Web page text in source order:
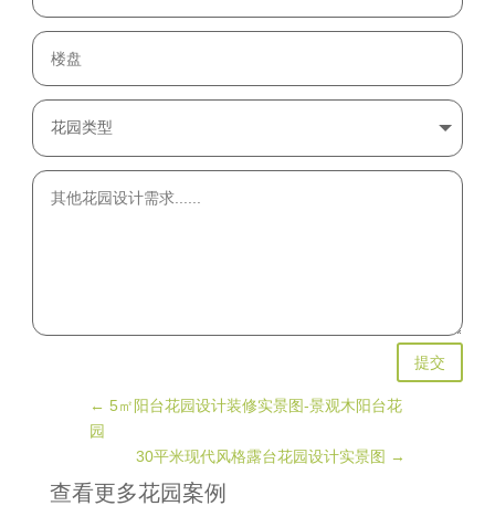
提交
← 5㎡阳台花园设计装修实景图-景观木阳台花
园
30平米现代风格露台花园设计实景图 →
查看更多花园案例